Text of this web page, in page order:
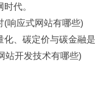
代。
(响应式网站有哪些)
、碳定价与碳金融
站开发技术有哪些)